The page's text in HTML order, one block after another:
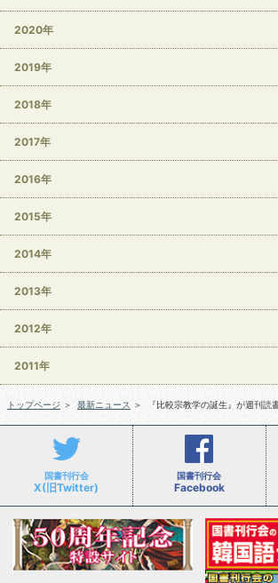
2020年
2019年
2018年
2017年
2016年
2015年
2014年
2013年
2012年
2011年
トップページ ＞ 最新ニュース ＞ 『比較宗教学の誕生』が週刊読
国書刊行会
X(旧Twitter)
国書刊行会
Facebook